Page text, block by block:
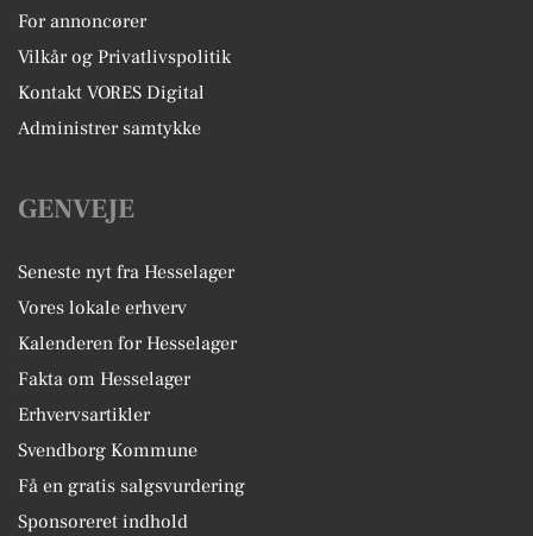
For annoncører
Vilkår og Privatlivspolitik
Kontakt VORES Digital
Administrer samtykke
GENVEJE
Seneste nyt fra Hesselager
Vores lokale erhverv
Kalenderen for Hesselager
Fakta om Hesselager
Erhvervsartikler
Svendborg Kommune
Få en gratis salgsvurdering
Sponsoreret indhold